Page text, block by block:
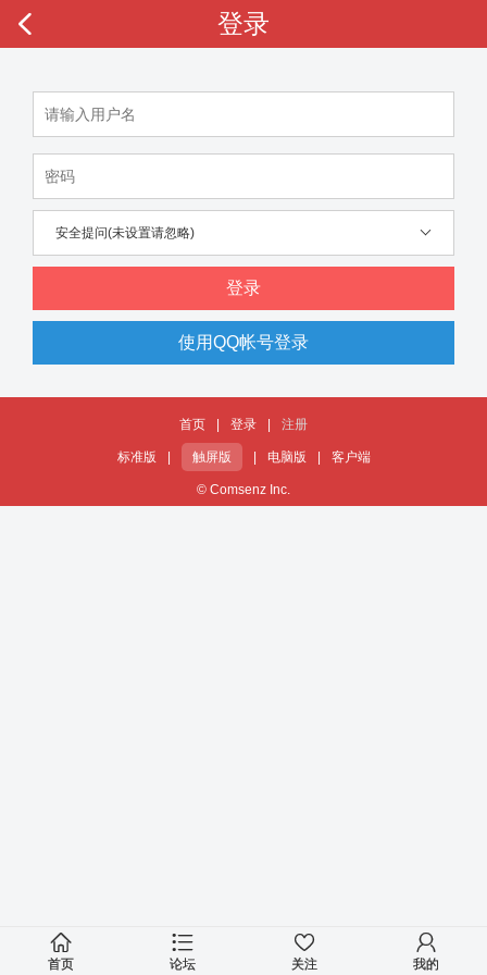
登录
安全提问(未设置请忽略)
登录
使用QQ帐号登录
首页 登录 注册
标准版 触屏版 电脑版 客户端
© Comsenz Inc.
首页 论坛 关注 我的